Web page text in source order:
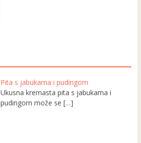
Pita s jabukama i pudingom
Ukusna kremasta pita s jabukama i
pudingom može se[…]